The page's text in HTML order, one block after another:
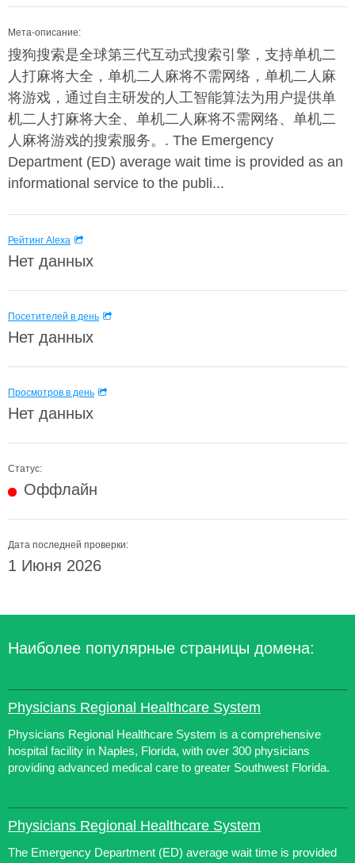
Мета-описание:
搜狗搜索是全球第三代互动式搜索引擎，支持单机二
人打麻将大全，单机二人麻将不需网络，单机二人麻
将游戏，通过自主研发的人工智能算法为用户提供单
机二人打麻将大全、单机二人麻将不需网络、单机二
人麻将游戏的搜索服务。. The Emergency
Department (ED) average wait time is provided as an
informational service to the publi...
Рейтинг Alexa
Нет данных
Посетителей в день
Нет данных
Просмотров в день
Нет данных
Статус:
Оффлайн
Дата последней проверки:
1 Июня 2026
Наиболее популярные страницы домена:
Physicians Regional Healthcare System
Physicians Regional Healthcare System is a comprehensive
hospital facility in Naples, Florida, with over 300 physicians
providing advanced medical care to greater Southwest Florida.
Physicians Regional Healthcare System
The Emergency Department (ED) average wait time is provided